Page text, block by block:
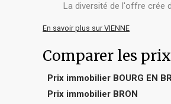
La diversité de l'offre crée
En savoir plus sur VIENNE
Comparer les
Prix immobilier BOURG EN
Prix immobilier BRON